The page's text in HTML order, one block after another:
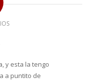
y esta la tengo
a puntito de